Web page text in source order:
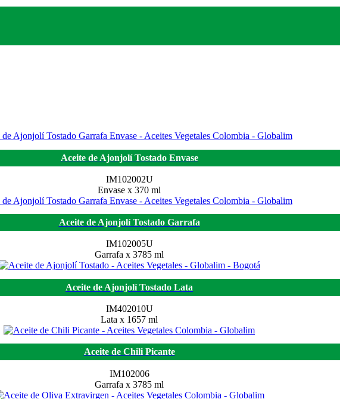
Aceite de Ajonjolí Tostado Envase
IM102002U
Envase x 370 ml
Aceite de Ajonjolí Tostado Garrafa
IM102005U
Garrafa x 3785 ml
Aceite de Ajonjolí Tostado Lata
IM402010U
Lata x 1657 ml
Aceite de Chili Picante
IM102006
Garrafa x 3785 ml